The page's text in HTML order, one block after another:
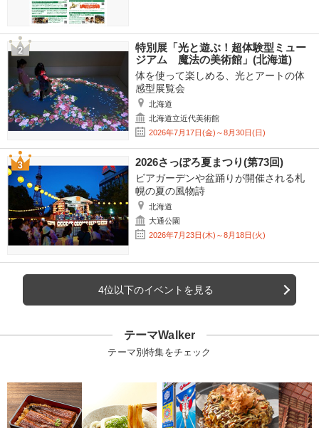
特別展「光と遊ぶ！超体験型ミュー
ジアム 魔法の美術館」(北海道)
体を使って楽しめる、光とアートの体
感型展覧会
北海道
北海道立近代美術館
2026年7月17日(金)～8月30日(日)
2026さっぽろ夏まつり(第73回)
ビアガーデンや盆踊りが開催される札
幌の夏の風物詩
北海道
大通公園
2026年7月23日(木)～8月18日(火)
4位以下のイベントを見る
テーマWalker
テーマ別特集をチェック